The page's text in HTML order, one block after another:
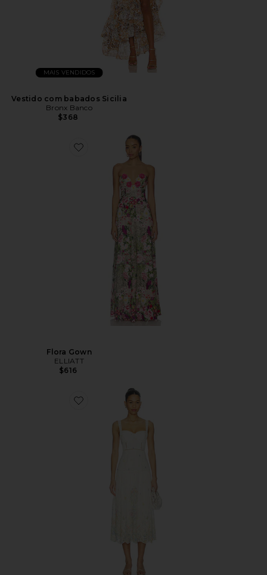
MAIS VENDIDOS
Vestido com babados Sicilia
Bronx Banco
$368
Flora Gown
ELLIATT
$616